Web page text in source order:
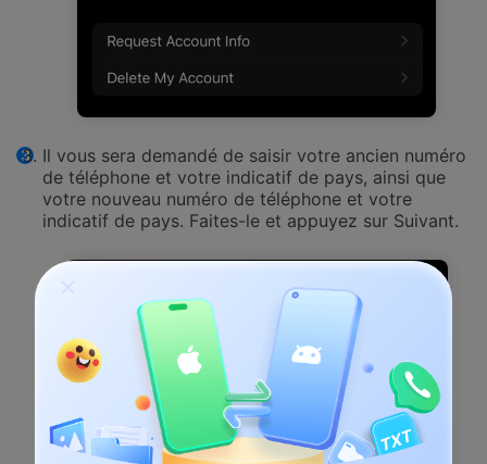
Il vous sera demandé de saisir votre ancien numéro
de téléphone et votre indicatif de pays, ainsi que
votre nouveau numéro de téléphone et votre
indicatif de pays. Faites-le et appuyez sur Suivant.